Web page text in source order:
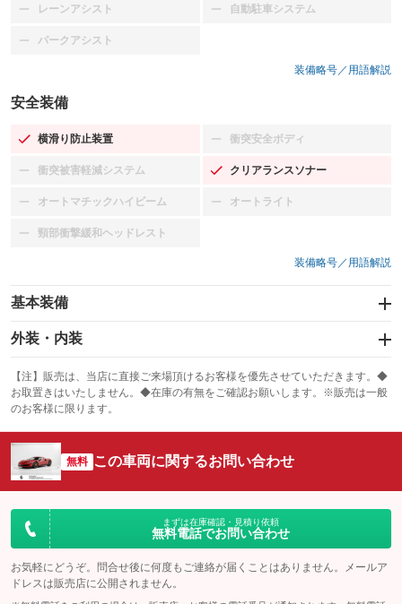
レーンアシスト
：装備なし 自動駐車システム
：装備なし
パークアシスト
：装備なし
装備略号／用語解説
安全装備
横滑り防止装置
：装備あり 衝突安全ボディ
：装備なし
衝突被害軽減システム
：装備なし クリアランスソナー
：装備あり
オートマチックハイビーム
：装備なし オートライト
：装備なし
頸部衝撃緩和ヘッドレスト
：装備なし
装備略号／用語解説
基本装備
エアバッグ：運転席/助手席/サイド
：装備あり
：装備なし
サンルーフ
：装備なし ABS
エアコン
：装備あり Wエアコン
：装備なし
リフトアップ
：装備あり パワーステアリング
：装備あり
ダウンヒルアシストコントロール
パワーウィンドウ
：装備あり 盗難防止システム
：装備あり
：装備なし
USB入力端子
：装備なし
外装・内装
カーナビ：メモリーナビ他
：装備あり
TV
：装備なし
オーディオ
ビジュアル
：装備なし
革シート
：装備あり ハーフレザーシート
：装備なし
：装備あり ：装備あり
HID(キセノンライト)
【注】販売は、当店に直接ご来場頂けるお客様を優先させていただきます。◆
お取置きはいたしません。◆在庫の有無をご確認お願いします。※販売は一般
のお客様に限ります。
無料 この車両に関するお問い合わせ
まずは在庫確認・見積り依頼
無料電話でお問い合わせ
お気軽にどうぞ。問合せ後に何度もご連絡が届くことはありません。メールア
ドレスは販売店に公開されません。